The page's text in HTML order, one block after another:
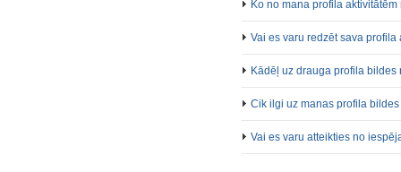
Ko no mana profila
Vai es varu redzēt sava
Kādēļ uz drauga profila
Cik ilgi uz manas profila
Vai es varu atteikties no